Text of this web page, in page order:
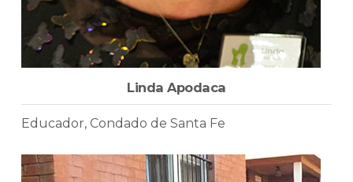
Linda Apodaca
Educador, Condado de Santa Fe